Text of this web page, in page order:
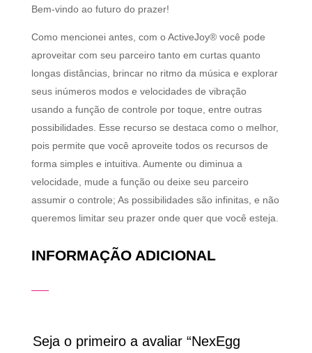
Bem-vindo ao futuro do prazer!
Como mencionei antes, com o ActiveJoy® você pode
aproveitar com seu parceiro tanto em curtas quanto
longas distâncias, brincar no ritmo da música e explorar
seus inúmeros modos e velocidades de vibração
usando a função de controle por toque, entre outras
possibilidades. Esse recurso se destaca como o melhor,
pois permite que você aproveite todos os recursos de
forma simples e intuitiva. Aumente ou diminua a
velocidade, mude a função ou deixe seu parceiro
assumir o controle; As possibilidades são infinitas, e não
queremos limitar seu prazer onde quer que você esteja.
INFORMAÇÃO ADICIONAL
Seja o primeiro a avaliar “NexEgg